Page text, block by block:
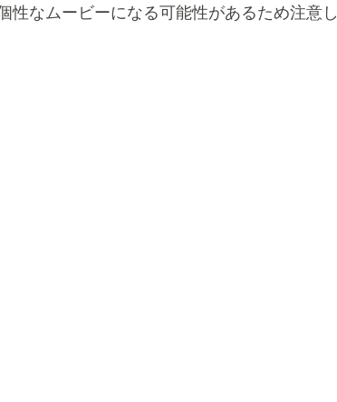
性なムービーになる可能性があるため注意し